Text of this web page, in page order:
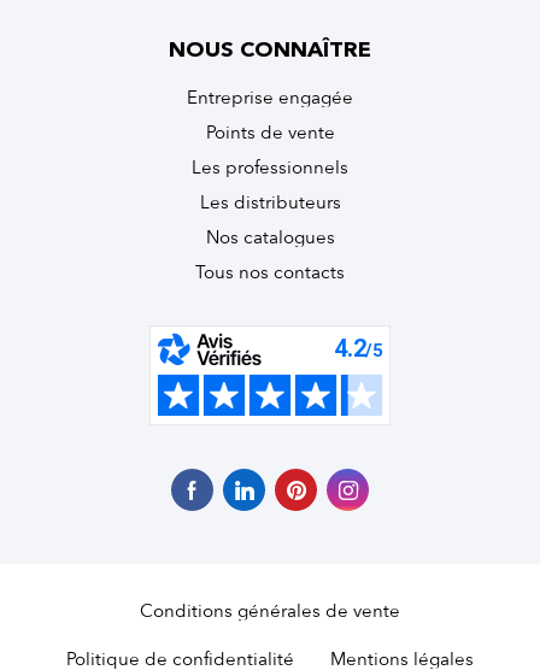
NOUS CONNAÎTRE
Entreprise engagée
Points de vente
Les professionnels
Les distributeurs
Nos catalogues
Tous nos contacts
Conditions générales de vente
Politique de confidentialité Mentions légales